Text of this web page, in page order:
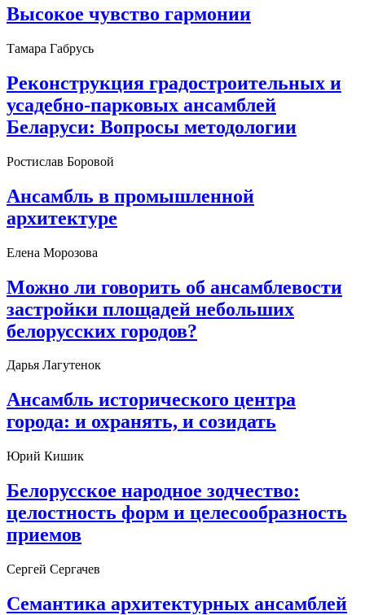
Высокое чувство гармонии
Тамара Габрусь
Реконструкция градостроительных и
усадебно-парковых ансамблей
Беларуси: Вопросы методологии
Ростислав Боровой
Ансамбль в промышленной
архитектуре
Елена Морозова
Можно ли говорить об ансамблевости
застройки площадей небольших
белорусских городов?
Дарья Лагутенок
Ансамбль исторического центра
города: и охранять, и созидать
Юрий Кишик
Белорусское народное зодчество:
целостность форм и целесообразность
приемов
Сергей Сергачев
Семантика архитектурных ансамблей